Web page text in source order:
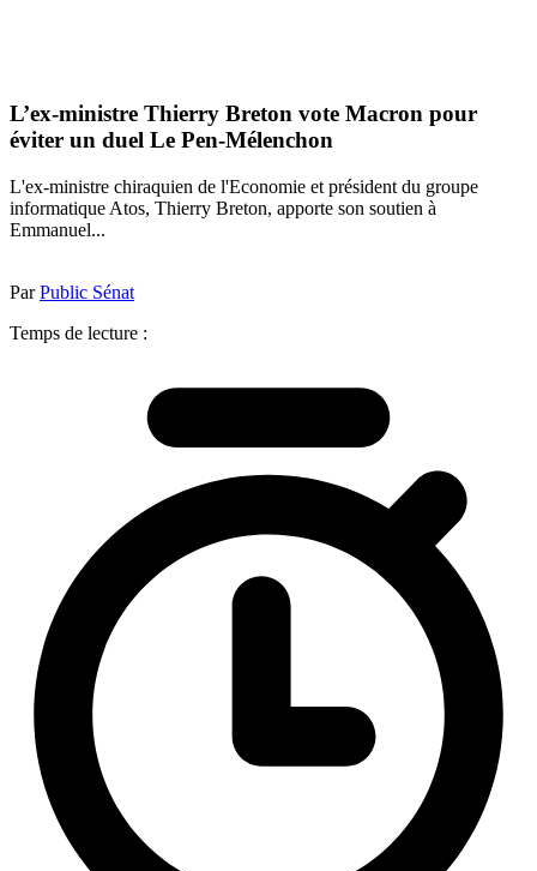
L’ex-ministre Thierry Breton vote Macron pour
éviter un duel Le Pen-Mélenchon
L'ex-ministre chiraquien de l'Economie et président du groupe
informatique Atos, Thierry Breton, apporte son soutien à
Emmanuel...
ParPublic Sénat
Temps de lecture :